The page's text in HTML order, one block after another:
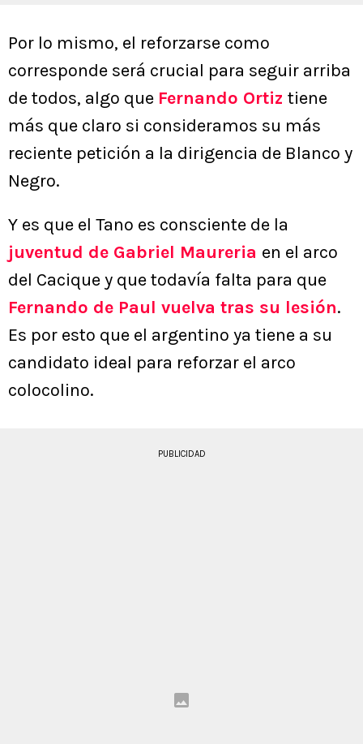
Por lo mismo, el reforzarse como
corresponde será crucial para seguir arriba
de todos, algo que Fernando Ortiz tiene
más que claro si consideramos su más
reciente petición a la dirigencia de Blanco y
Negro.
Y es que el Tano es consciente de la
juventud de Gabriel Maureria en el arco
del Cacique y que todavía falta para que
Fernando de Paul vuelva tras su lesión.
Es por esto que el argentino ya tiene a su
candidato ideal para reforzar el arco
colocolino.
PUBLICIDAD